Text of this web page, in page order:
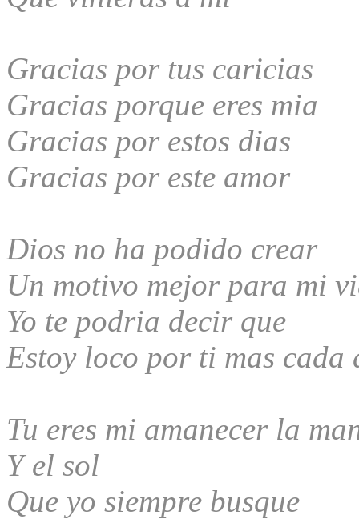
Gracias por tus caricias
Gracias porque eres mia
Gracias por estos dias
Gracias por este amor
Dios no ha podido crear
Un motivo mejor para mi
Yo te podria decir que
Estoy loco por ti mas cada
Tu eres mi amanecer la
Y el sol
Que yo siempre busque